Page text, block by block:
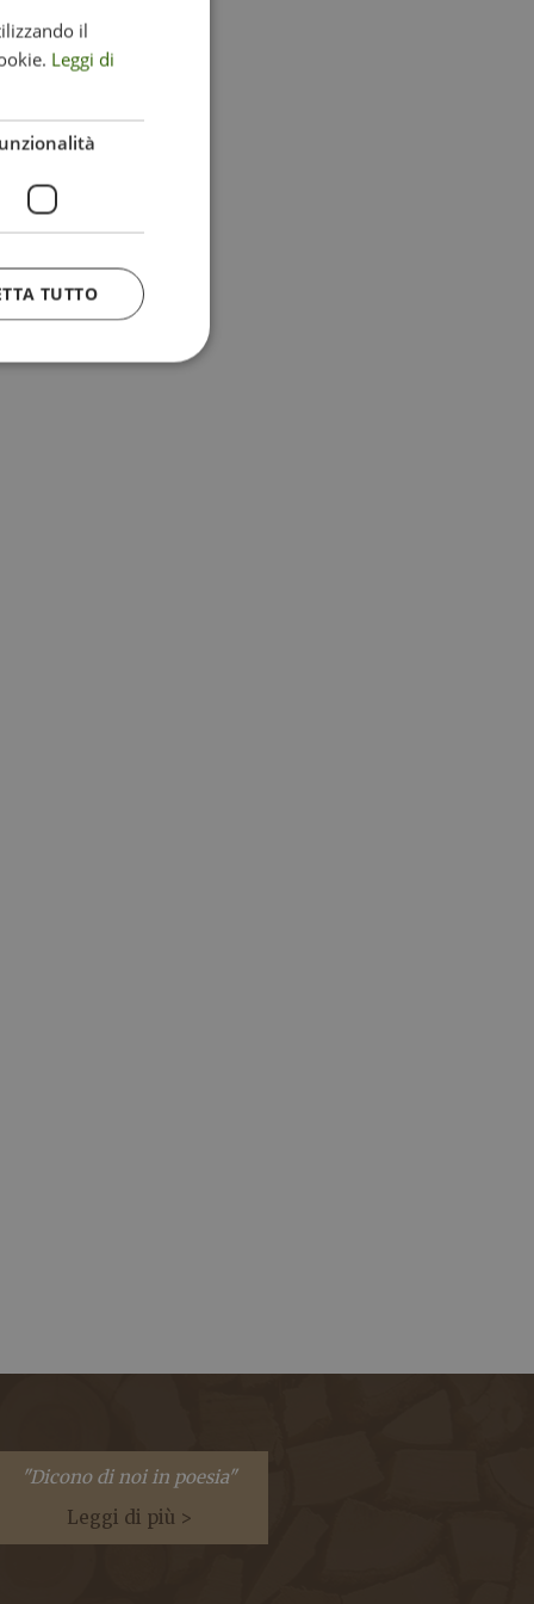
"Dicono di noi in poesia"
Leggi di più >
ENGLISH
il
Leggi di
TUTTO